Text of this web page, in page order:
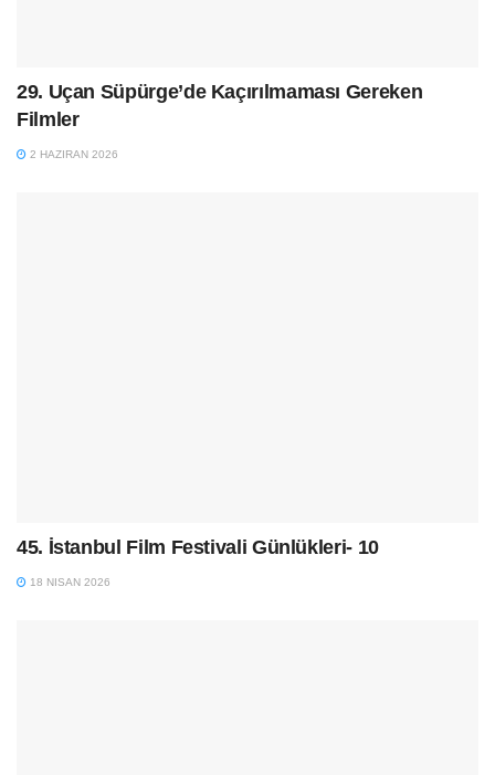
29. Uçan Süpürge’de Kaçırılmaması Gereken
Filmler
2 HAZIRAN 2026
45. İstanbul Film Festivali Günlükleri- 10
18 NISAN 2026